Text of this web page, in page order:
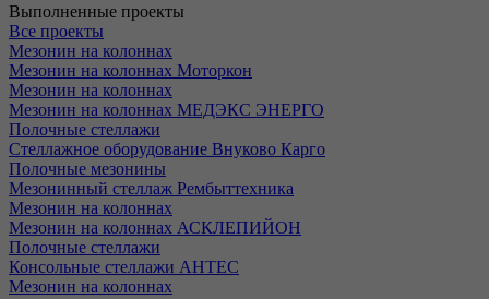
Выполненные проекты
Все проекты
Мезонин на колоннах
Мезонин на колоннах Моторкон
Мезонин на колоннах
Мезонин на колоннах МЕДЭКС ЭНЕРГО
Полочные стеллажи
Стеллажное оборудование Внуково Карго
Полочные мезонины
Мезонинный стеллаж Рембыттехника
Мезонин на колоннах
Мезонин на колоннах АСКЛЕПИЙОН
Полочные стеллажи
Консольные стеллажи АНТЕС
Мезонин на колоннах